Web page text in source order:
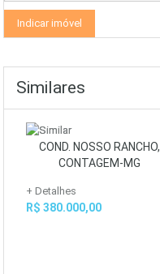
Similares
COND. NOSSO RANCHO,
CONTAGEM-MG
+ Detalhes
R$ 380.000,00